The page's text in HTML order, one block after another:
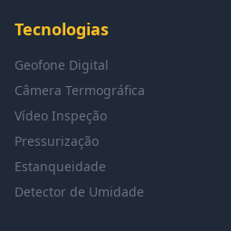
Tecnologias
Geofone Digital
Câmera Termográfica
Vídeo Inspeção
Pressurização
Estanqueidade
Detector de Umidade